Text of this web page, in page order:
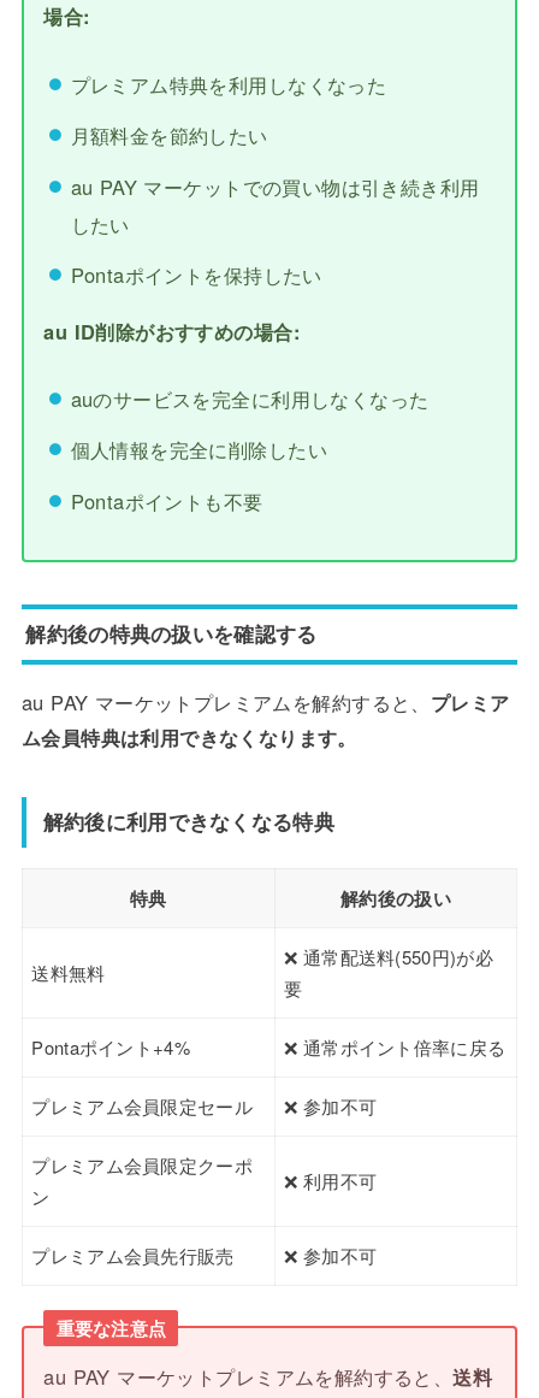
場合:
プレミアム特典を利用しなくなった
月額料金を節約したい
au PAY マーケットでの買い物は引き続き利用
したい
Pontaポイントを保持したい
au ID削除がおすすめの場合:
auのサービスを完全に利用しなくなった
個人情報を完全に削除したい
Pontaポイントも不要
解約後の特典の扱いを確認する
au PAY マーケットプレミアムを解約すると、 プレミア
ム会員特典は利用できなくなります。
解約後に利用できなくなる特典
特典 解約後の扱い
送料無料
❌ 通常配送料(550円)が必
要
Pontaポイント+4% ❌ 通常ポイント倍率に戻る
プレミアム会員限定セール ❌ 参加不可
プレミアム会員限定クーポ
ン
❌ 利用不可
プレミアム会員先行販売 ❌ 参加不可
重要な注意点
au PAY マーケットプレミアムを解約すると、送料